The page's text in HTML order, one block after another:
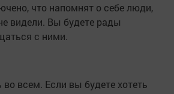
что напомнят о себе люди,
видели. Вы будете рады
с ними.
всем. Если вы будете хотеть